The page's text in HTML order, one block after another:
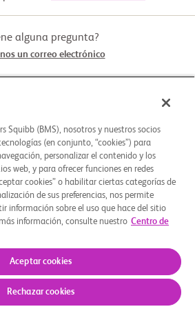
Dosis 2 de BMS-986278
BMS-986278
estable durante al menos
recibido
eficaz
usar un método anticonceptivo
meses previos a la selección.
en los últimos 5
alguna pregunta?
un correo electrónico
STUDY CONNECT
Myers Squibb Company
Squibb (BMS), nosotros y nuestros socios
(en conjunto, “cookies”) para
personalizar el contenido y los
web, y para ofrecer funciones en redes
cookies” o habilitar ciertas categorías de
de sus preferencias, nos permite
información sobre el uso que hace del sitio
información, consulte nuestro Centro de
Aceptar cookies
Rechazar cookies